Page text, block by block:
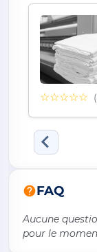
☆☆☆☆☆
FAQ
Aucune
pour le